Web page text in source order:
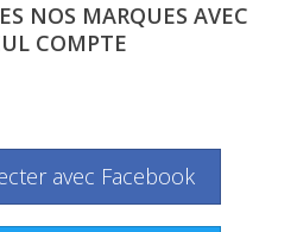
NOS MARQUES AVEC
COMPTE
avec Facebook